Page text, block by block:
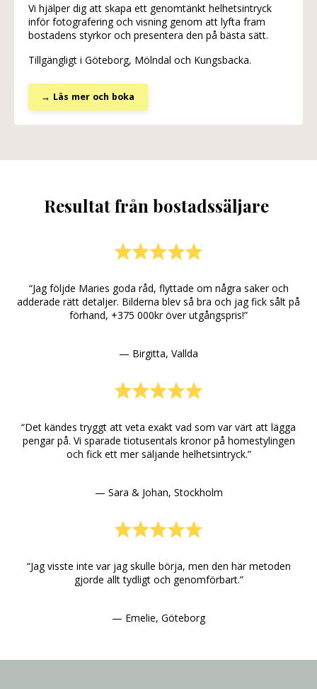
Vi hjälper dig att skapa ett genomtänkt helhetsintryck
inför fotografering och visning genom att lyfta fram
bostadens styrkor och presentera den på bästa sätt.
Tillgängligt i Göteborg, Mölndal och Kungsbacka.
→ Läs mer och boka
Resultat från bostadssäljare
“Jag följde Maries goda råd, flyttade om några saker och
adderade rätt detaljer. Bilderna blev så bra och jag fick sålt på
förhand, +375 000kr över utgångspris!”
— Birgitta, Vallda
“Det kändes tryggt att veta exakt vad som var värt att lägga
pengar på. Vi sparade tiotusentals kronor på homestylingen
och fick ett mer säljande helhetsintryck.”
— Sara & Johan, Stockholm
“Jag visste inte var jag skulle börja, men den här metoden
gjorde allt tydligt och genomförbart.”
— Emelie, Göteborg